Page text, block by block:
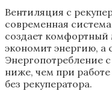
Вентиляция с
современная
создает
экономит энергию, а
Энергопотребление
ниже, чем при
без рекуператора.